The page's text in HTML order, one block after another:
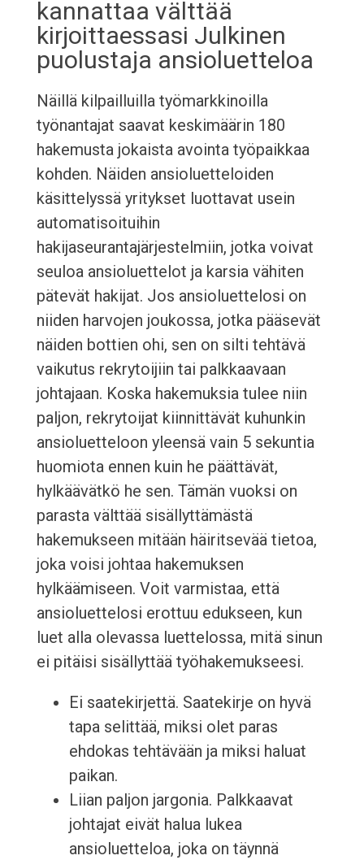
kannattaa välttää
kirjoittaessasi Julkinen
puolustaja ansioluetteloa
Näillä kilpailluilla työmarkkinoilla
työnantajat saavat keskimäärin 180
hakemusta jokaista avointa työpaikkaa
kohden. Näiden ansioluetteloiden
käsittelyssä yritykset luottavat usein
automatisoituihin
hakijaseurantajärjestelmiin, jotka voivat
seuloa ansioluettelot ja karsia vähiten
pätevät hakijat. Jos ansioluettelosi on
niiden harvojen joukossa, jotka pääsevät
näiden bottien ohi, sen on silti tehtävä
vaikutus rekrytoijiin tai palkkaavaan
johtajaan. Koska hakemuksia tulee niin
paljon, rekrytoijat kiinnittävät kuhunkin
ansioluetteloon yleensä vain 5 sekuntia
huomiota ennen kuin he päättävät,
hylkäävätkö he sen. Tämän vuoksi on
parasta välttää sisällyttämästä
hakemukseen mitään häiritsevää tietoa,
joka voisi johtaa hakemuksen
hylkäämiseen. Voit varmistaa, että
ansioluettelosi erottuu edukseen, kun
luet alla olevassa luettelossa, mitä sinun
ei pitäisi sisällyttää työhakemukseesi.
Ei saatekirjettä. Saatekirje on hyvä
tapa selittää, miksi olet paras
ehdokas tehtävään ja miksi haluat
paikan.
Liian paljon jargonia. Palkkaavat
johtajat eivät halua lukea
ansioluetteloa, joka on täynnä